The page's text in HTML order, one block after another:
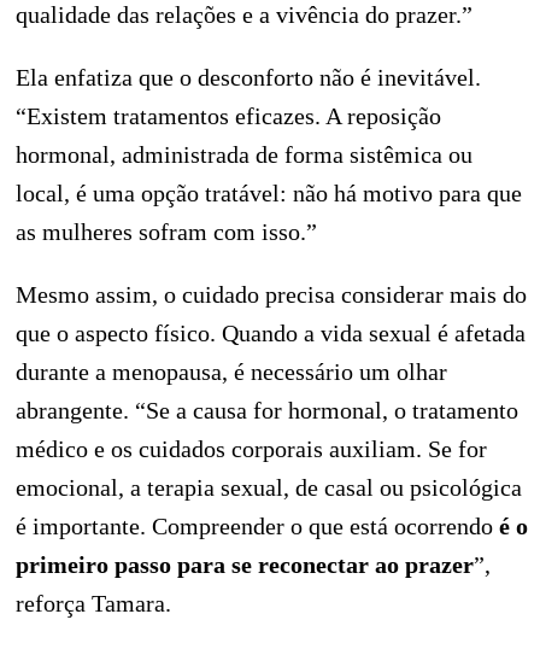
qualidade das relações e a vivência do prazer.”
Ela enfatiza que o desconforto não é inevitável.
“Existem tratamentos eficazes. A reposição
hormonal, administrada de forma sistêmica ou
local, é uma opção tratável: não há motivo para que
as mulheres sofram com isso.”
Mesmo assim, o cuidado precisa considerar mais do
que o aspecto físico. Quando a vida sexual é afetada
durante a menopausa, é necessário um olhar
abrangente. “Se a causa for hormonal, o tratamento
médico e os cuidados corporais auxiliam. Se for
emocional, a terapia sexual, de casal ou psicológica
é importante. Compreender o que está ocorrendo é o
primeiro passo para se reconectar ao prazer”,
reforça Tamara.